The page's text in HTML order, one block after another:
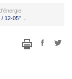
12-05" ...